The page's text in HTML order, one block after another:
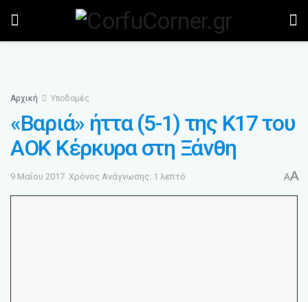
Αρχική Υποδομές
«Βαριά» ήττα (5-1) της Κ17 του
ΑΟΚ Κέρκυρα στη Ξάνθη
9 Μαΐου 2017 Χρόνος Ανάγνωσης: 1 λεπτό AA